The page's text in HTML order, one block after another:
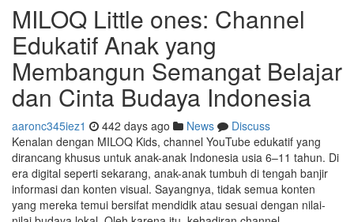
MILOQ Little ones: Channel
Edukatif Anak yang
Membangun Semangat Belajar
dan Cinta Budaya Indonesia
aaronc345iez1 442 days ago News
Discuss
Kenalan dengan MILOQ Kids, channel YouTube edukatif yang
dirancang khusus untuk anak-anak Indonesia usia 6–11 tahun. Di
era digital seperti sekarang, anak-anak tumbuh di tengah banjir
informasi dan konten visual. Sayangnya, tidak semua konten
yang mereka temui bersifat mendidik atau sesuai dengan nilai-